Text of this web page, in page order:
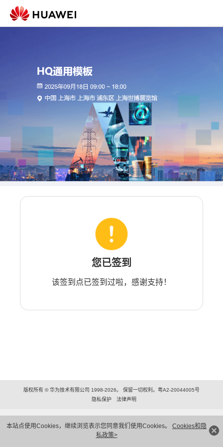
本站点使用Cookies，继续浏览表示您同意我们使用Cookies。 Cookies和隐
私政策>
您已签到
该签到点已签到过啦，感谢支持！
版权所有 © 华为技术有限公司 1998-2026。 保留一切权利。粤A2-20044005号
隐私保护
法律声明